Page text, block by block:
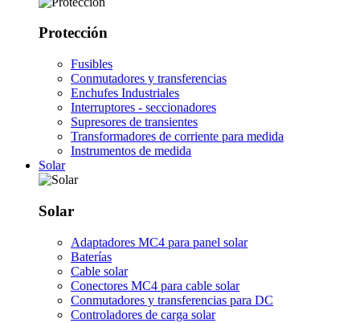
Protección
Fusibles
Conmutadores y transferencias
Enchufes Industriales
Interruptores - seccionadores
Supresores de transientes
Transformadores de corriente para medida
Instrumentos de medida
Solar
Solar
Adaptadores MC4 para panel solar
Baterías
Cable solar
Conectores MC4 para cable solar
Conmutadores y transferencias para DC
Controladores de carga solar